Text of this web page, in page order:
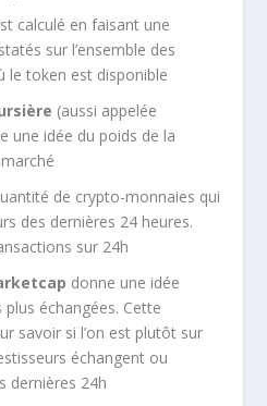
calculé en faisant une
sur l’ensemble des
le token est disponible
(aussi appelée
une idée du poids de la
de crypto-monnaies qui
des dernières 24 heures.
sur 24h
donne une idée
échangées. Cette
savoir si l’on est plutôt sur
échangent ou
dernières 24h